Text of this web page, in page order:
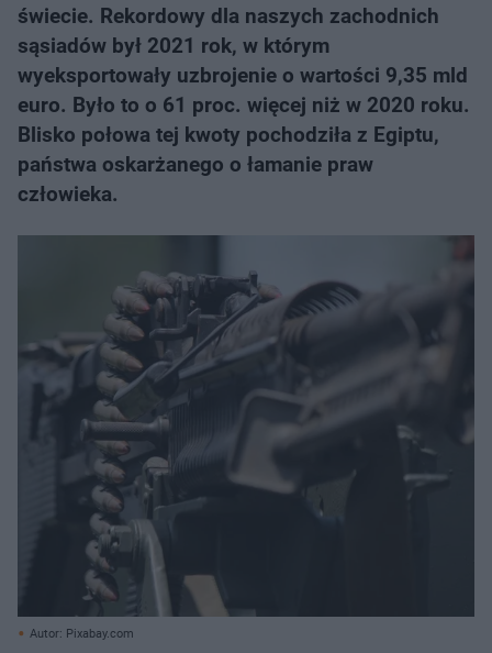
świecie. Rekordowy dla naszych zachodnich
sąsiadów był 2021 rok, w którym
wyeksportowały uzbrojenie o wartości 9,35 mld
euro. Było to o 61 proc. więcej niż w 2020 roku.
Blisko połowa tej kwoty pochodziła z Egiptu,
państwa oskarżanego o łamanie praw
człowieka.
Autor: Pixabay.com